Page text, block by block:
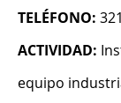
TELÉFONO:
ACTIVIDAD:
equipo